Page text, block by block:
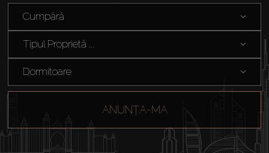
Cumpără
Tipul Proprietă ...
Dormitoare
ANUNȚA-MA